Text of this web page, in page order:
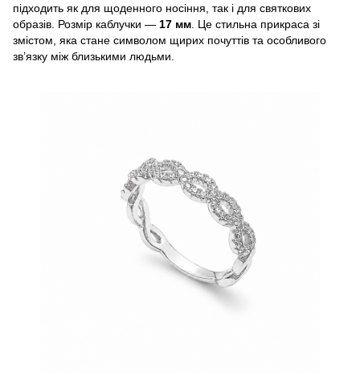
підходить як для щоденного носіння, так і для святкових
образів. Розмір каблучки — 17 мм. Це стильна прикраса зі
змістом, яка стане символом щирих почуттів та особливого
зв’язку між близькими людьми.